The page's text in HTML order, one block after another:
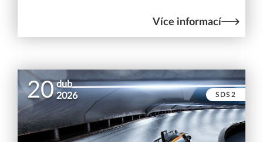
Více informací
20 dub
2026
SDS2